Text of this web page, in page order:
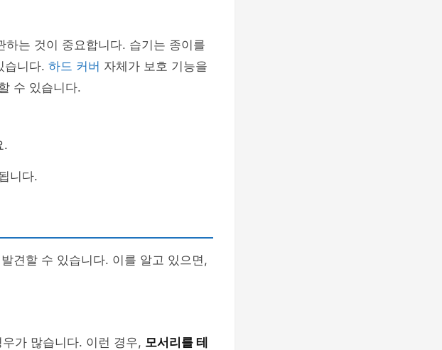
하는 것이 중요합니다. 습기는 종이를
습니다. 하드 커버 자체가 보호 기능을
수 있습니다.
.
니다.
견할 수 있습니다. 이를 알고 있으면,
가 많습니다. 이런 경우, 모서리를 테